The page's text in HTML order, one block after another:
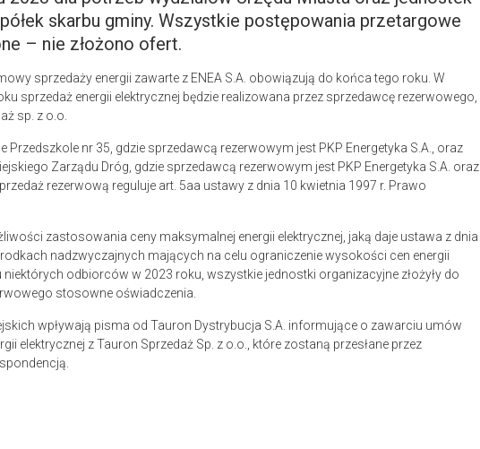
skarbu gminy. Wszystkie postępowania przetargowe
– nie złożono ofert.
sprzedaży energii zawarte z ENEA S.A. obowiązują do końca tego roku. W
sprzedaż energii elektrycznej będzie realizowana przez sprzedawcę rezerwowego,
sp. z o.o.
Przedszkole nr 35, gdzie sprzedawcą rezerwowym jest PKP Energetyka S.A., oraz
Zarządu Dróg, gdzie sprzedawcą rezerwowym jest PKP Energetyka S.A. oraz
rezerwową reguluje art. 5aa ustawy z dnia 10 kwietnia 1997 r. Prawo
zastosowania ceny maksymalnej energii elektrycznej, jaką daje ustawa z dnia
nadzwyczajnych mających na celu ograniczenie wysokości cen energii
odbiorców w 2023 roku, wszystkie jednostki organizacyjne złożyły do
stosowne oświadczenia.
wpływają pisma od Tauron Dystrybucja S.A. informujące o zawarciu umów
elektrycznej z Tauron Sprzedaż Sp. z o.o., które zostaną przesłane przez